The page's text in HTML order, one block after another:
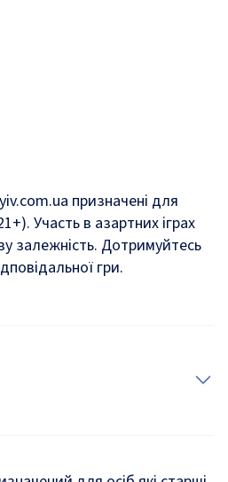
призначені для
Участь в азартних іграх
залежність. Дотримуйтесь
гри.